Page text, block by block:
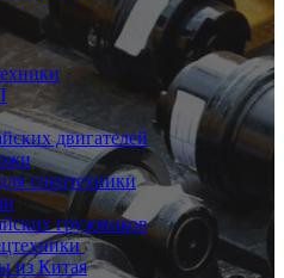
двигателей
спецтехники
грузовиков
из Китая